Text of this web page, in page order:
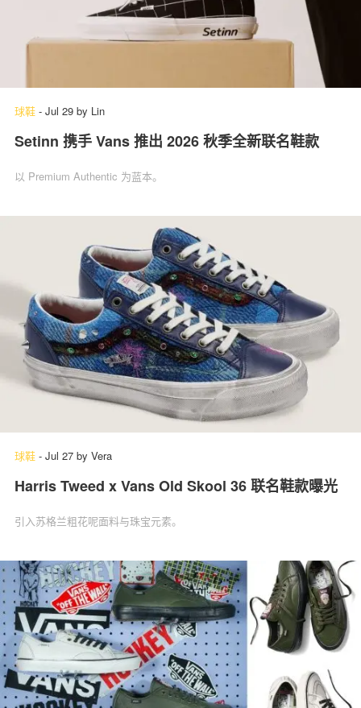
球鞋 - Jul 29 by Lin
Setinn 携手 Vans 推出 2026 秋季全新联名鞋款
以 Premium Authentic 为蓝本。
球鞋 - Jul 27 by Vera
Harris Tweed x Vans Old Skool 36 联名鞋款曝光
引入苏格兰粗花呢面料与珠宝元素。